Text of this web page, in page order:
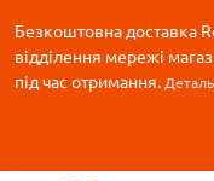
Безкоштовна доставка
відділення мережі
під час отримання.